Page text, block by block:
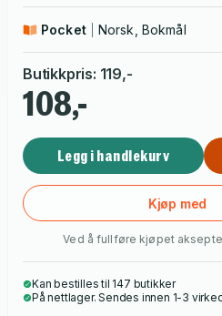
Pocket Norsk, Bokmål
Butikkpris: 119,-
108,-
Legg i handlekurv
Kjøp med
Ved å fullføre kjøpet
Kan bestilles til 147 butikker
På nettlager. Sendes innen 1-3